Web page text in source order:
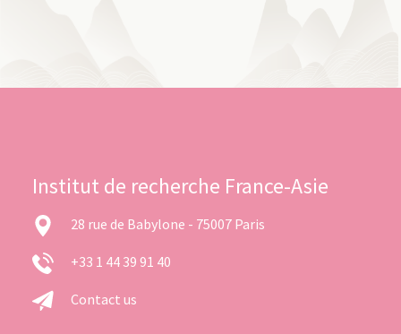
Institut de recherche France-Asie
28 rue de Babylone - 75007 Paris
+33 1 44 39 91 40
Contact us